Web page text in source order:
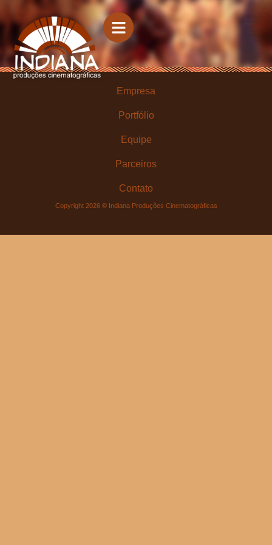
Copyright 2026 © Indiana Produções Cinematográficas
Empresa
Portfólio
Equipe
Parceiros
Contato